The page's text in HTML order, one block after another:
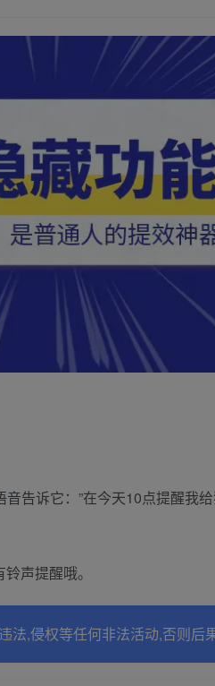
告诉它：”在今天10点提醒我
声提醒哦。
,侵权等任何非法活动,否则后果